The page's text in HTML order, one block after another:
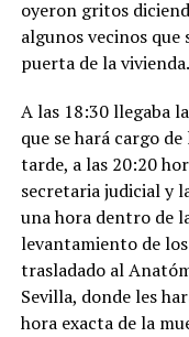
oyeron gritos
algunos vecinos
puerta de la vivienda.
A las 18:30 llegaba
que se hará cargo
tarde, a las 20:20
secretaria judicial y
una hora dentro de
levantamiento de
trasladado al
Sevilla, donde les
hora exacta de la